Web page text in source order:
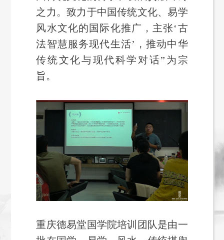
之力。致力于中国传统文化、易学
风水文化的国际化推广，主张‘古
法智慧服务现代生活’，推动中华
传统文化与现代科学对话”为宗
旨。‌
重庆德易堂国学院培训团队是由一